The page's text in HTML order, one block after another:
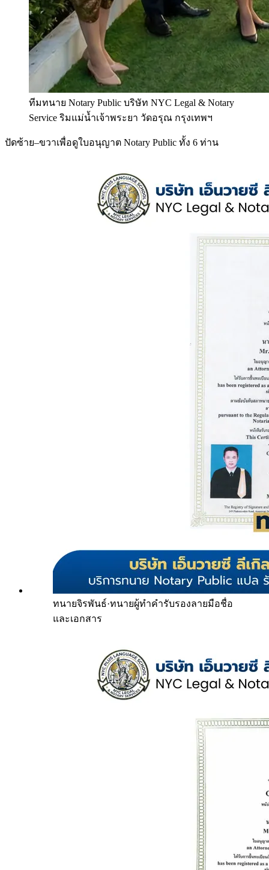
ทีมทนาย Notary Public บริษัท NYC Legal & Notary
Service ริมแม่น้ำเจ้าพระยา วัดอรุณ กรุงเทพฯ
ปัดซ้าย–ขวาเพื่อดูใบอนุญาต Notary Public ทั้ง 6 ท่าน
ทนายจิรพันธ์·ทนายผู้ทำคำรับรองลายมือชื่อ
และเอกสาร